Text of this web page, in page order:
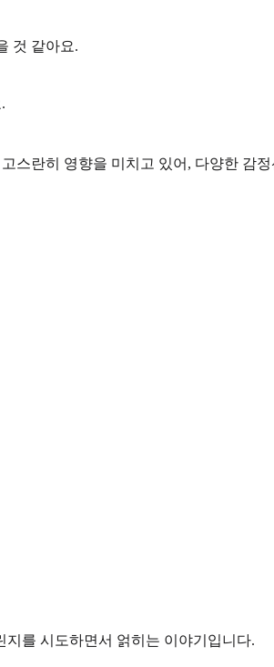
것 같아요.
스란히 영향을 미치고 있어, 다양한 감
지 를 시도하면서 얽히는 이야기입니다.